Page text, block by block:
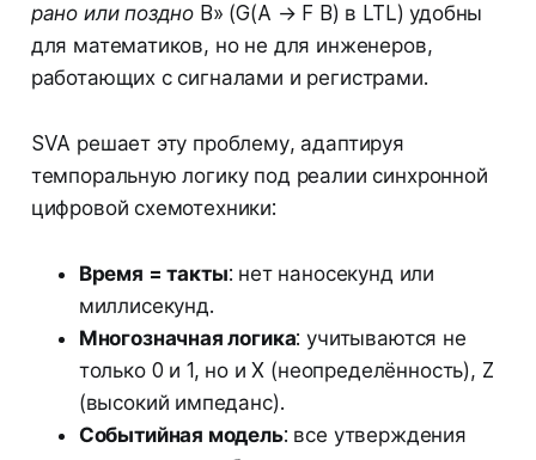
рано или поздно B» (G(A → F B) в LTL) удобны
для математиков, но не для инженеров,
работающих с сигналами и регистрами.
SVA решает эту проблему, адаптируя
темпоральную логику под реалии синхронной
цифровой схемотехники:
Время = такты: нет наносекунд или
миллисекунд.
Многозначная логика: учитываются не
только 0 и 1, но и X (неопределённость), Z
(высокий импеданс).
Событийная модель: все утверждения